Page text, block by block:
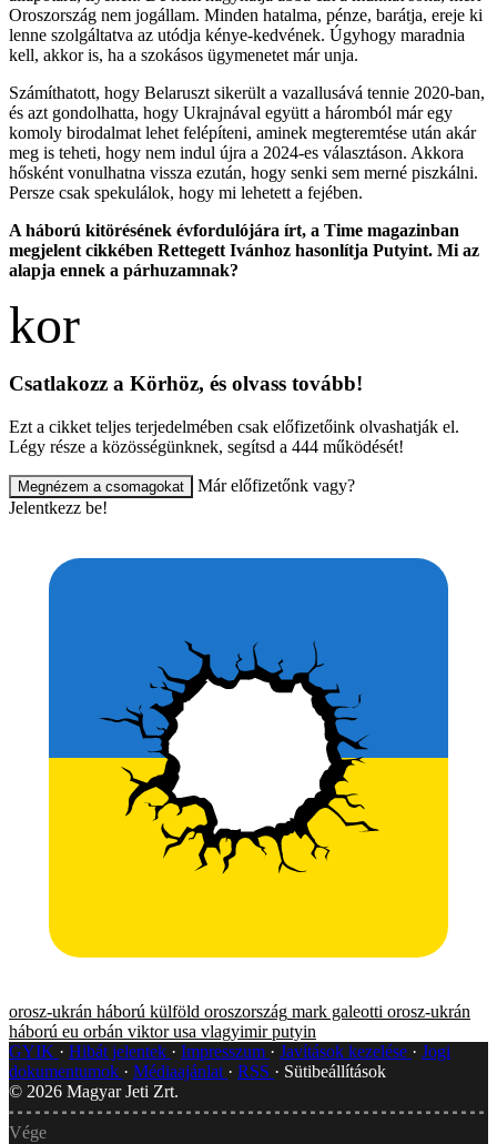
Oroszország nem jogállam. Minden hatalma, pénze, barátja, ereje ki
lenne szolgáltatva az utódja kénye-kedvének. Úgyhogy maradnia
kell, akkor is, ha a szokásos ügymenetet már unja.
Számíthatott, hogy Belaruszt sikerült a vazallusává tennie 2020-ban,
és azt gondolhatta, hogy Ukrajnával együtt a háromból már egy
komoly birodalmat lehet felépíteni, aminek megteremtése után akár
meg is teheti, hogy nem indul újra a 2024-es választáson. Akkora
hősként vonulhatna vissza ezután, hogy senki sem merné piszkálni.
Persze csak spekulálok, hogy mi lehetett a fejében.
A háború kitörésének évfordulójára írt, a Time magazinban
megjelent cikkében Rettegett Ivánhoz hasonlítja Putyint. Mi az
alapja ennek a párhuzamnak?
Csatlakozz a Körhöz, és olvass tovább!
Ezt a cikket teljes terjedelmében csak előfizetőink olvashatják el.
Légy része a közösségünknek, segítsd a 444 működését!
Megnézem a csomagokat
Már előfizetőnk vagy?
Jelentkezz be!
orosz-ukrán háború külföld oroszország mark galeotti orosz-ukrán
háború eu orbán viktor usa vlagyimir putyin
GYIK
Hibát jelentek Impresszum Javítások kezelése
Jogi
dokumentumok
Médiaajánlat RSS
Sütibeállítások
© 2026 Magyar Jeti Zrt.
Vége